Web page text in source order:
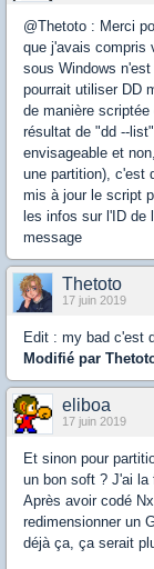
@Thetoto : Merci
que j'avais compris
sous Windows
pourrait utiliser DD
de manière
résultat de "dd --
envisageable et
une partition), c'est
mis à jour le script
les infos sur l'ID de
message
Thetoto
17 juin 2019
Edit : my bad c'est
Modifié par
eliboa
17 juin 2019
Et sinon pour
un bon soft ? J'ai la
Après avoir codé
redimensionner un
déjà ça, ça serait